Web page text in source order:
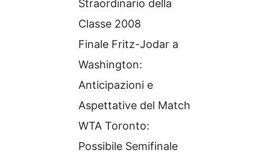
Straordinario della
Classe 2008
Finale Fritz-Jodar a
Washington:
Anticipazioni e
Aspettative del Match
WTA Toronto:
Possibile Semifinale